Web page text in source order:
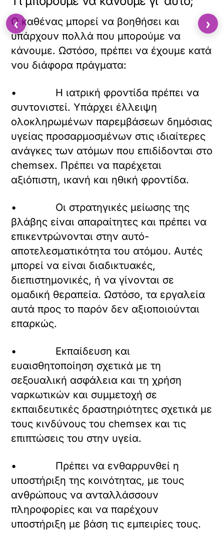
Ο καθένας μπορεί να βοηθήσει και
υπάρχουν πολλά που μπορούμε να
κάνουμε. Ωστόσο, πρέπει να έχουμε κατά
νου διάφορα πράγματα:
• Η ιατρική φροντίδα πρέπει να
συντονιστεί. Υπάρχει έλλειψη
ολοκληρωμένων παρεμβάσεων δημόσιας
υγείας προσαρμοσμένων στις ιδιαίτερες
ανάγκες των ατόμων που επιδίδονται στο
chemsex. Πρέπει να παρέχεται
αξιόπιστη, ικανή και ηθική φροντίδα.
• Οι στρατηγικές μείωσης της
βλάβης είναι απαραίτητες και πρέπει να
επικεντρώνονται στην αυτό-
αποτελεσματικότητα του ατόμου. Αυτές
μπορεί να είναι διαδικτυακές,
διεπιστημονικές, ή να γίνονται σε
ομαδική θεραπεία. Ωστόσο, τα εργαλεία
αυτά προς το παρόν δεν αξιοποιούνται
επαρκώς.
• Εκπαίδευση και
ευαισθητοποίηση σχετικά με τη
σεξουαλική ασφάλεια και τη χρήση
ναρκωτικών και συμμετοχή σε
εκπαιδευτικές δραστηριότητες σχετικά με
τους κινδύνους του chemsex και τις
επιπτώσεις του στην υγεία.
• Πρέπει να ενθαρρυνθεί η
υποστήριξη της κοινότητας, με τους
ανθρώπους να ανταλλάσσουν
πληροφορίες και να παρέχουν
υποστήριξη με βάση τις εμπειρίες τους.
‹ ›